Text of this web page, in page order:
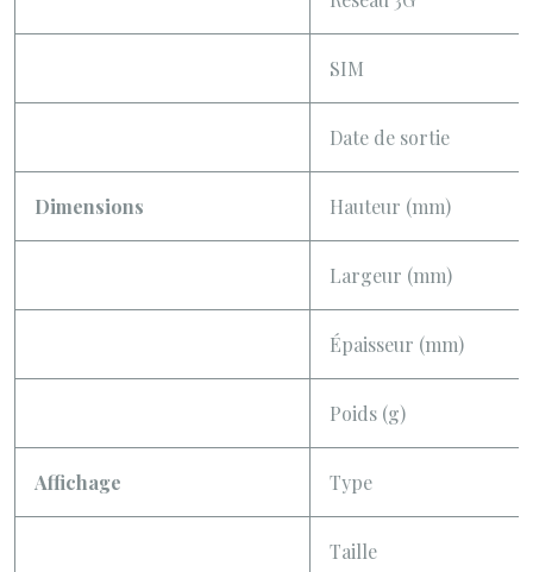
SIM
Date de sortie
Dimensions Hauteur (mm)
Largeur (mm)
Épaisseur (mm)
Poids (g)
Affichage Type
Taille